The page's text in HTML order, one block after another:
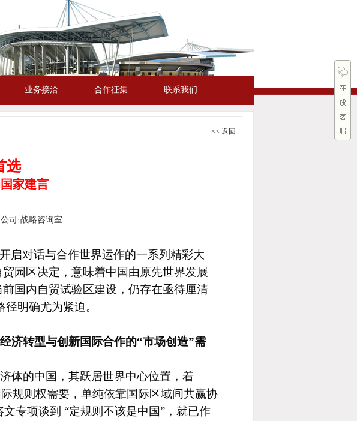
业务接洽 合作征集 联系我们
<< 返回
选
家建言
公司·战略咨询室
启对话与合作世界运作的一系列精彩大
园区决定，意味着中国由原先世界发展
国内自贸试验区建设，仍存在亟待厘清
径明确尤为紧迫 。
济转型与创新国际合作的“市场创造”需
体的中国，其跃居世界中心位置，着
规则权需要，单纯依靠国际区域间共赢协
专项谈到 “定规则不该是中国”，就已作